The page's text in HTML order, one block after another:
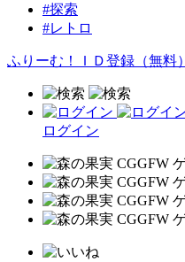
#探索
#レトロ
ふりーむ！ＩＤ登録（無料）
ログイン